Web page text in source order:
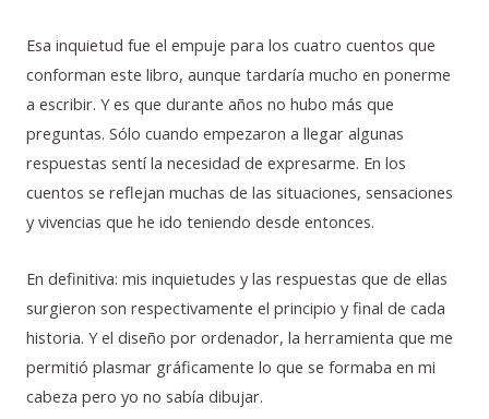
Esa inquietud fue el empuje para los cuatro cuentos que
conforman este libro, aunque tardaría mucho en ponerme
a escribir. Y es que durante años no hubo más que
preguntas. Sólo cuando empezaron a llegar algunas
respuestas sentí la necesidad de expresarme. En los
cuentos se reflejan muchas de las situaciones, sensaciones
y vivencias que he ido teniendo desde entonces.
En definitiva: mis inquietudes y las respuestas que de ellas
surgieron son respectivamente el principio y final de cada
historia. Y el diseño por ordenador, la herramienta que me
permitió plasmar gráficamente lo que se formaba en mi
cabeza pero yo no sabía dibujar.